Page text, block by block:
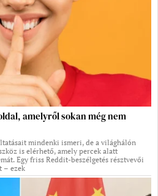
amelyről sokan még nem
mindenki ismeri, de a világhálón
is elérhető, amely percek alatt
Egy friss Reddit-beszélgetés résztvevői
– ezek